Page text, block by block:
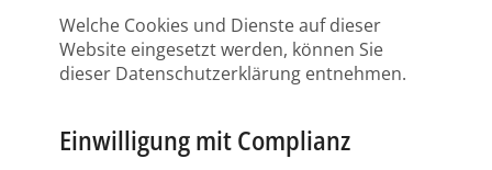
Welche Cookies und Dienste auf dieser
Website eingesetzt werden, können Sie
dieser Datenschutzerklärung entnehmen.
Einwilligung mit Complianz